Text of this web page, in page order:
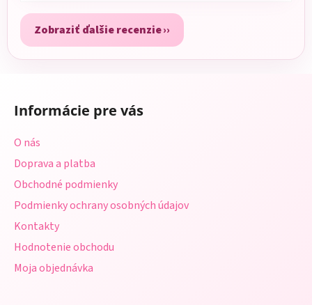
Zobraziť ďalšie recenzie
Informácie pre vás
O nás
Doprava a platba
Obchodné podmienky
Podmienky ochrany osobných údajov
Kontakty
Hodnotenie obchodu
Moja objednávka